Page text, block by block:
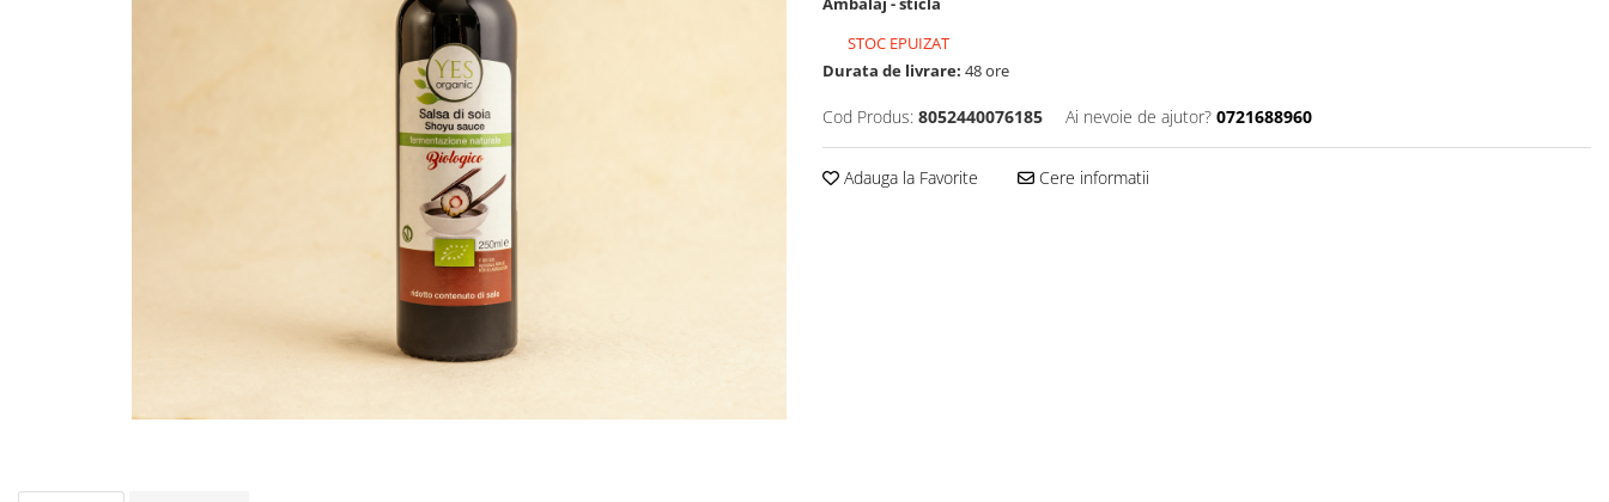
STOC EPUIZAT
Durata de livrare: 48 ore
Cod Produs: 8052440076185 Ai nevoie de ajutor? 0721688960
Adauga la Favorite Cere informatii